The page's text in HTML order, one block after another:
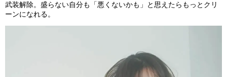
武装解除。盛らない自分も「悪くないかも」と思えたらもっとクリ
ーンになれる。